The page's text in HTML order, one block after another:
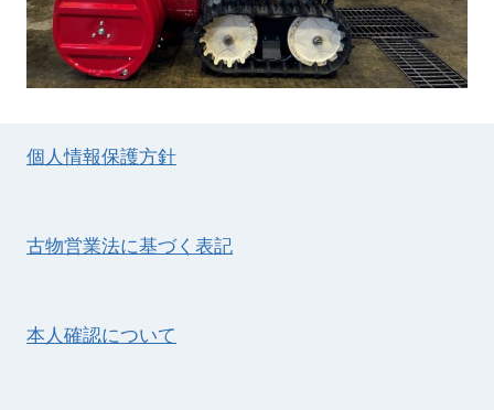
個人情報保護方針
古物営業法に基づく表記
本人確認について